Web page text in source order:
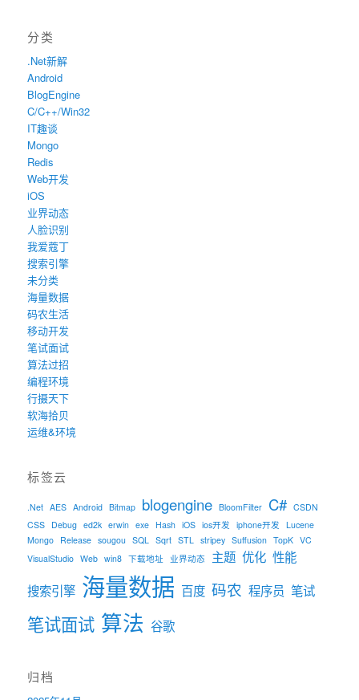
分类
.Net新解
Android
BlogEngine
C/C++/Win32
IT趣谈
Mongo
Redis
Web开发
iOS
业界动态
人脸识别
我爱蔻丁
搜索引擎
未分类
海量数据
码农生活
移动开发
笔试面试
算法过招
编程环境
行摄天下
软海拾贝
运维&环境
标签云
.Net AES Android Bitmap blogengine BloomFilter C# CSDN
CSS Debug ed2k erwin exe Hash iOS ios开发 iphone开发
Lucene
Mongo Release sougou SQL Sqrt STL stripey Suffusion TopK VC
VisualStudio Web win8 下载地址 业界动态 主题 优化 性能
搜索引擎 海量数据 百度 码农 程序员 笔试
笔试面试 算法 谷歌
归档